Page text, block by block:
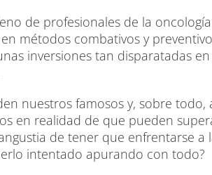
de profesionales de la
métodos combativos y
inversiones tan disparatadas
nuestros famosos y, sobre
en realidad de que pueden
de tener que enfrentarse a
intentado apurando con todo?